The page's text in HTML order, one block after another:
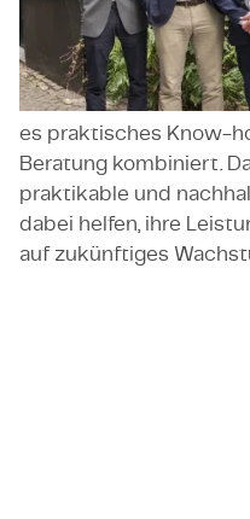
Schulungsdienste an,
Widerstandsfähigkeit
Fähigkeiten zu
einen Ruf bei
es praktisches Know-
Beratung kombiniert.
praktikable und
dabei helfen, ihre
auf zukünftiges